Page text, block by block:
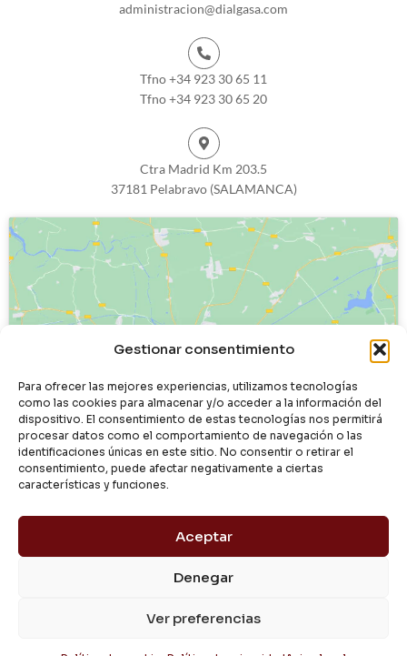
Gestionar consentimiento
Para ofrecer las mejores experiencias, utilizamos tecnologías
como las cookies para almacenar y/o acceder a la información del
dispositivo. El consentimiento de estas tecnologías nos permitirá
procesar datos como el comportamiento de navegación o las
identificaciones únicas en este sitio. No consentir o retirar el
consentimiento, puede afectar negativamente a ciertas
características y funciones.
Aceptar
Denegar
Ver preferencias
administracion@dialgasa.com
Tfno +34 923 30 65 11
Tfno +34 923 30 65 20
Ctra Madrid Km 203.5
37181 Pelabravo (SALAMANCA)
Haz clic para aceptar cookies de
Política de PrivacidadCondiciones de Uso